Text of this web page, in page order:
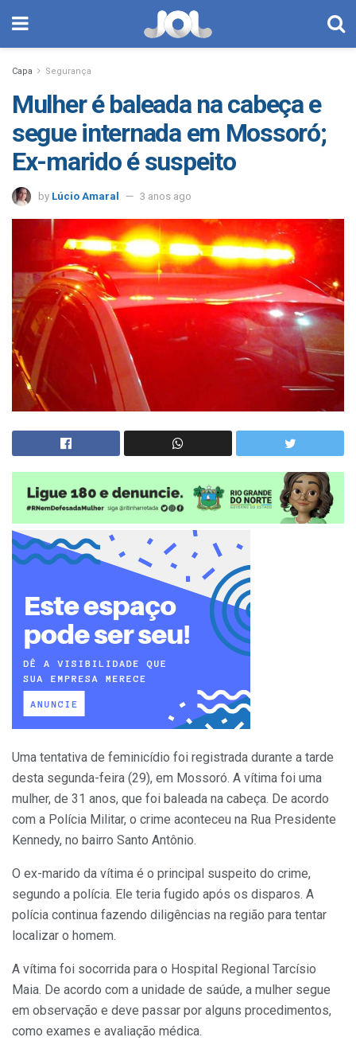
Capa Segurança
Mulher é baleada na cabeça e
segue internada em Mossoró;
Ex-marido é suspeito
by Lúcio Amaral 3 anos ago
Uma tentativa de feminicídio foi registrada durante a tarde
desta segunda-feira (29), em Mossoró. A vítima foi uma
mulher, de 31 anos, que foi baleada na cabeça. De acordo
com a Polícia Militar, o crime aconteceu na Rua Presidente
Kennedy, no bairro Santo Antônio.
O ex-marido da vítima é o principal suspeito do crime,
segundo a polícia. Ele teria fugido após os disparos. A
polícia continua fazendo diligências na região para tentar
localizar o homem.
A vítima foi socorrida para o Hospital Regional Tarcísio
Maia. De acordo com a unidade de saúde, a mulher segue
em observação e deve passar por alguns procedimentos,
como exames e avaliação médica.